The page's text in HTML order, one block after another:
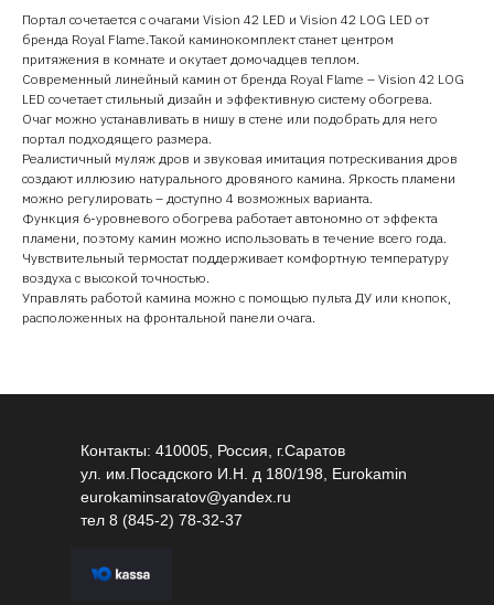
Портал сочетается с очагами Vision 42 LED и Vision 42 LOG LED от
бренда Royal Flame.Такой каминокомплект станет центром
притяжения в комнате и окутает домочадцев теплом.
Современный линейный камин от бренда Royal Flame – Vision 42 LOG
LED сочетает стильный дизайн и эффективную систему обогрева.
Очаг можно устанавливать в нишу в стене или подобрать для него
портал подходящего размера.
Реалистичный муляж дров и звуковая имитация потрескивания дров
создают иллюзию натурального дровяного камина. Яркость пламени
можно регулировать – доступно 4 возможных варианта.
Функция 6-уровневого обогрева работает автономно от эффекта
пламени, поэтому камин можно использовать в течение всего года.
Чувствительный термостат поддерживает комфортную температуру
воздуха с высокой точностью.
Управлять работой камина можно с помощью пульта ДУ или кнопок,
расположенных на фронтальной панели очага.
Контакты: 410005, Россия, г.Саратов
ул. им.Посадского И.Н. д 180/198, Eurokamin
eurokaminsaratov@yandex.ru
тел 8 (845-2) 78-32-37